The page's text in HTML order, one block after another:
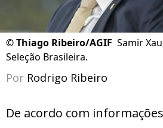
©Thiago Ribeiro/AGIF Samir
Seleção Brasileira.
Por Rodrigo Ribeiro
De acordo com